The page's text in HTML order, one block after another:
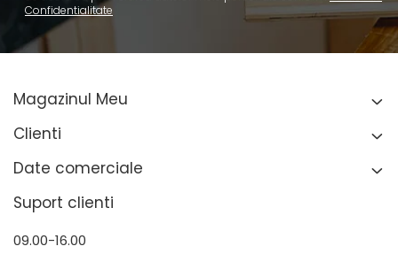
Confidentialitate
Magazinul Meu
Clienti
Date comerciale
Suport clienti
09.00-16.00